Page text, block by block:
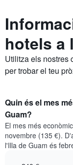
hotels a
Utilitza els nostres
per trobar el teu
Quin és el mes
Guam?
El mes més
novembre (135 €).
l'Illa de Guam és